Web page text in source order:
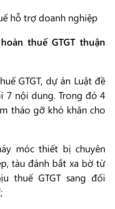
thuế GTGT thuận
GTGT, dự án Luật đề
7 nội dung. Trong đó 4
tháo gỡ khó khăn cho
móc thiết bị chuyên
tàu đánh bắt xa bờ từ
thuế GTGT sang đối